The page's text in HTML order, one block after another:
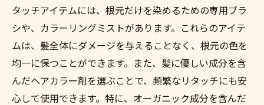
タッチアイテムには、根元だけを染めるための専用ブラ
シや、カラーリングミストがあります。これらのアイテ
ムは、髪全体にダメージを与えることなく、根元の色を
均一に保つことができます。また、髪に優しい成分を含
んだヘアカラー剤を選ぶことで、頻繁なリタッチにも安
心して使用できます。特に、オーガニック成分を含んだ